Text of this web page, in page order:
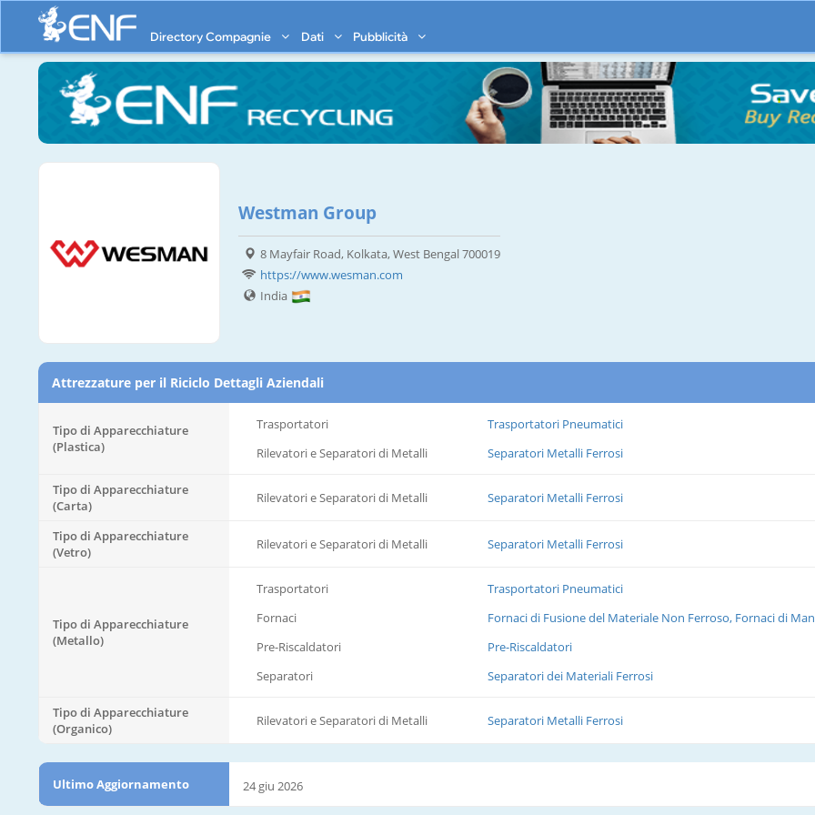
Directory Compagnie Dati Pubblicità
Westman Group
8 Mayfair Road, Kolkata, West Bengal 700019
https://www.wesman.com
India
Attrezzature per il Riciclo Dettagli Aziendali
Tipo di Apparecchiature
(Plastica)
Trasportatori
Trasportatori Pneumatici
Rilevatori e Separatori di Metalli
Separatori Metalli Ferrosi
Tipo di Apparecchiature
(Carta)
Rilevatori e Separatori di Metalli Separatori Metalli Ferrosi
Tipo di Apparecchiature
(Vetro)
Rilevatori e Separatori di Metalli Separatori Metalli Ferrosi
Tipo di Apparecchiature
(Metallo)
Trasportatori
Trasportatori Pneumatici
Fornaci
Fornaci di Fusione del Materiale Non Ferroso, Fornaci di
Pre-Riscaldatori
Pre-Riscaldatori
Separatori
Separatori dei Materiali Ferrosi
Tipo di Apparecchiature
(Organico)
Rilevatori e Separatori di Metalli Separatori Metalli Ferrosi
Ultimo Aggiornamento 24 giu 2026